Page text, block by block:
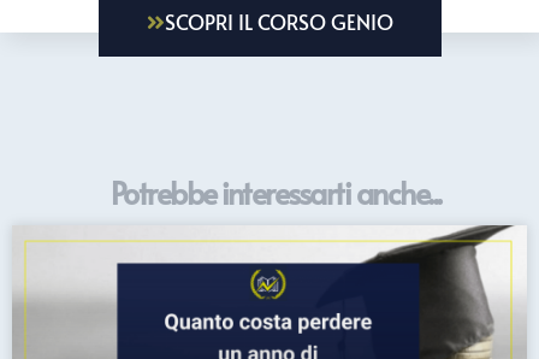
SCOPRI IL CORSO GENIO
Potrebbe interessarti anche...